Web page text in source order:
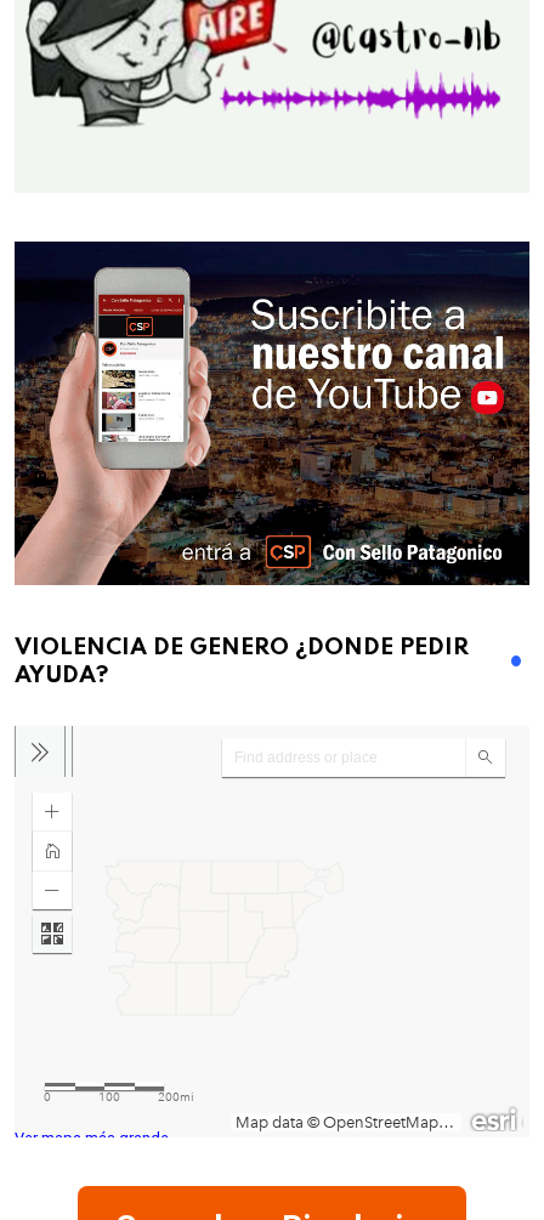
VIOLENCIA DE GENERO ¿DONDE PEDIR
AYUDA?
Ver mapa más grande